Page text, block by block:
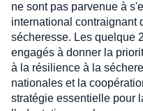
ne sont pas parvenue à
international contraignant
sécheresse. Les quelque
engagés à donner la
à la résilience à la
nationales et la
stratégie essentielle pour